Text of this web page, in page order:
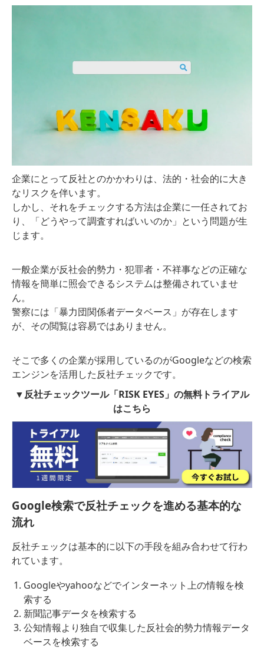
企業にとって反社とのかかわりは、法的・社会的に大き
なリスクを伴います。
しかし、それをチェックする方法は企業に一任されてお
り、「どうやって調査すればいいのか」という問題が生
じます。
一般企業が反社会的勢力・犯罪者・不祥事などの正確な
情報を簡単に照会できるシステムは整備されていませ
ん。
警察には「暴力団関係者データベース」が存在します
が、その閲覧は容易ではありません。
そこで多くの企業が採用しているのがGoogleなどの検索
エンジンを活用した反社チェックです。
▼反社チェックツール「RISK EYES」の無料トライアル
はこちら
Google検索で反社チェックを進める基本的な
流れ
反社チェックは基本的に以下の手段を組み合わせて行わ
れています。
Googleやyahooなどでインターネット上の情報を検
索する
新聞記事データを検索する
公知情報より独自で収集した反社会的勢力情報データ
ベースを検索する